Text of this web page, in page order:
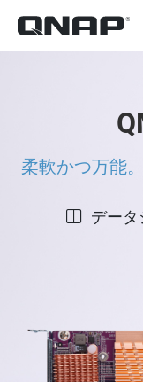
柔軟かつ万能
データ